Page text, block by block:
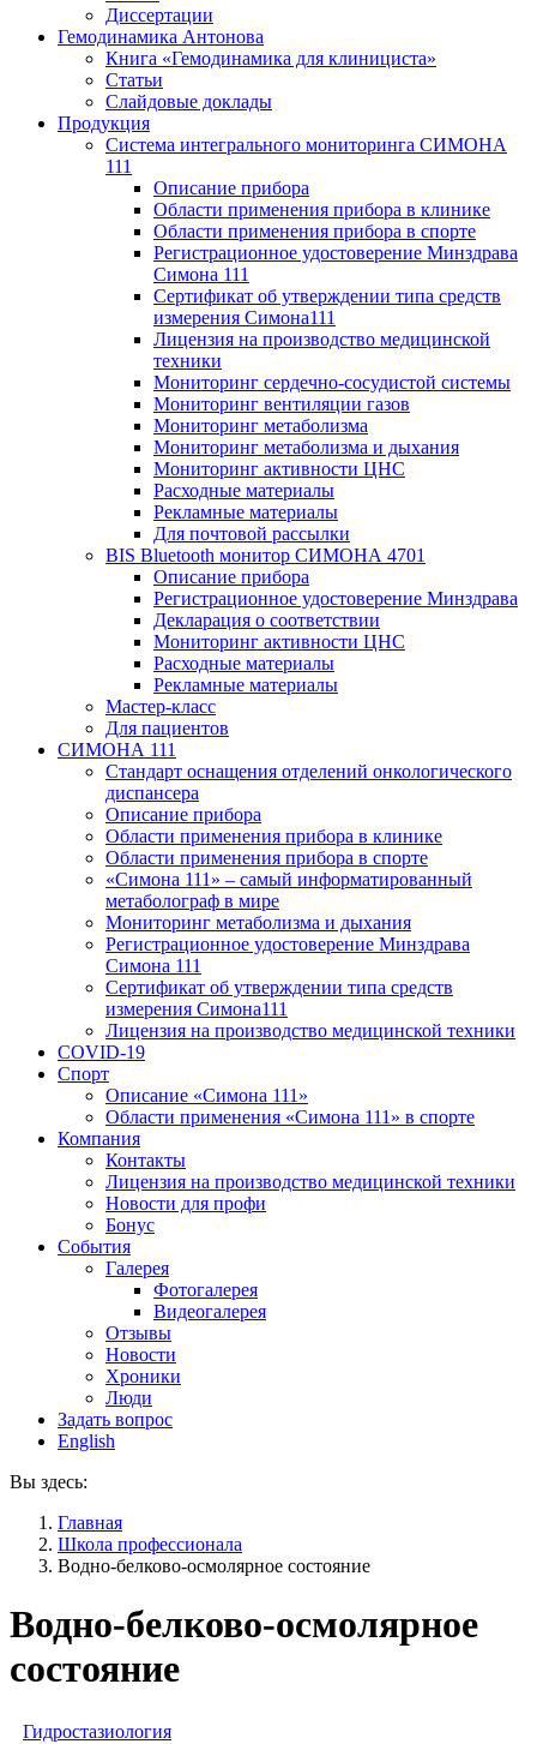
Диссертации
Гемодинамика Антонова
Книга «Гемодинамика для клинициста»
Статьи
Слайдовые доклады
Продукция
Система интегрального мониторинга СИМОНА
111
Описание прибора
Области применения прибора в клинике
Области применения прибора в спорте
Регистрационное удостоверение Минздрава
Симона 111
Сертификат об утверждении типа средств
измерения Симона111
Лицензия на производство медицинской
техники
Мониторинг сердечно-сосудистой системы
Мониторинг вентиляции газов
Мониторинг метаболизма
Мониторинг метаболизма и дыхания
Мониторинг активности ЦНС
Расходные материалы
Рекламные материалы
Для почтовой рассылки
BIS Bluetooth монитор СИМОНА 4701
Описание прибора
Регистрационное удостоверение Минздрава
Декларация о соответствии
Мониторинг активности ЦНС
Расходные материалы
Рекламные материалы
Мастер-класс
Для пациентов
СИМОНА 111
Стандарт оснащения отделений онкологического
диспансера
Описание прибора
Области применения прибора в клинике
Области применения прибора в спорте
«Симона 111» – самый информатированный
метаболограф в мире
Мониторинг метаболизма и дыхания
Регистрационное удостоверение Минздрава
Симона 111
Сертификат об утверждении типа средств
измерения Симона111
Лицензия на производство медицинской техники
COVID-19
Спорт
Описание «Симона 111»
Области применения «Симона 111» в спорте
Компания
Контакты
Лицензия на производство медицинской техники
Новости для профи
Бонус
События
Галерея
Фотогалерея
Видеогалерея
Отзывы
Новости
Хроники
Люди
Задать вопрос
English
Вы здесь:
Главная
Школа профессионала
Водно-белково-осмолярное состояние
Водно-белково-осмолярное
состояние
Гидростазиология